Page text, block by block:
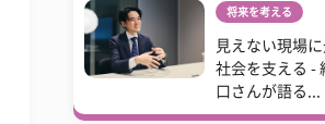
将来を考える
見えない現場
社会を支える -
口さんが語る...